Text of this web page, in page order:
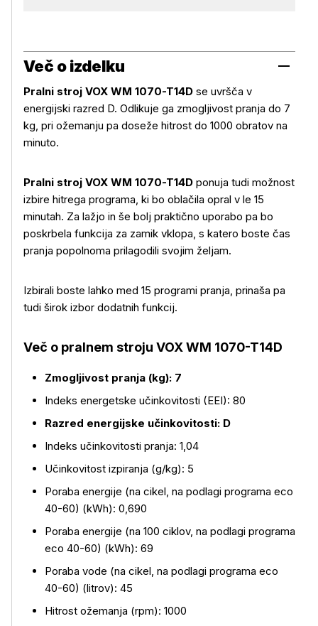
Več o izdelku
Pralni stroj VOX WM 1070-T14D se uvršča v
energijski razred D. Odlikuje ga zmogljivost pranja do 7
kg, pri ožemanju pa doseže hitrost do 1000 obratov na
minuto.
Pralni stroj VOX WM 1070-T14D ponuja tudi možnost
izbire hitrega programa, ki bo oblačila opral v le 15
minutah. Za lažjo in še bolj praktično uporabo pa bo
poskrbela funkcija za zamik vklopa, s katero boste čas
pranja popolnoma prilagodili svojim željam.
Izbirali boste lahko med 15 programi pranja, prinaša pa
tudi širok izbor dodatnih funkcij.
Več o pralnem stroju VOX WM 1070-T14D
Zmogljivost pranja (kg): 7
Indeks energetske učinkovitosti (EEI): 80
Razred energijske učinkovitosti: D
Indeks učinkovitosti pranja: 1,04
Učinkovitost izpiranja (g/kg): 5
Poraba energije (na cikel, na podlagi programa eco
40-60) (kWh): 0,690
Poraba energije (na 100 ciklov, na podlagi programa
eco 40-60) (kWh): 69
Poraba vode (na cikel, na podlagi programa eco
40-60) (litrov): 45
Hitrost ožemanja (rpm): 1000